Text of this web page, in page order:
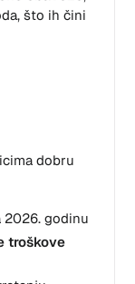
što ih čini
dobru
2026. godinu
troškove